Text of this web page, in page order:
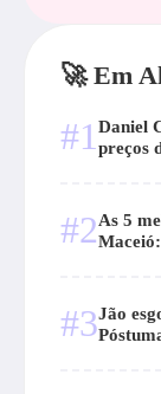
🚀 Em
#1 Daniel
preços
#2As 5
#3Jão